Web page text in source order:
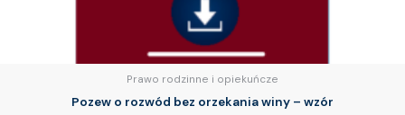
Prawo rodzinne i opiekuńcze
Pozew o rozwód bez orzekania winy – wzór